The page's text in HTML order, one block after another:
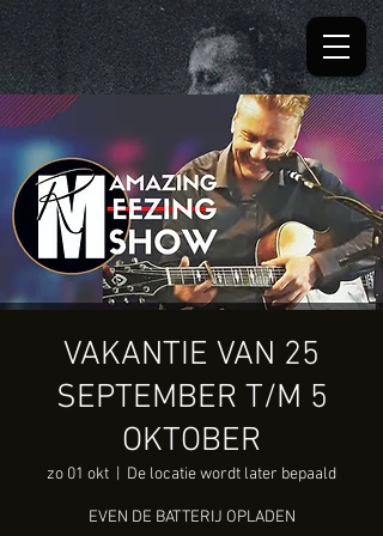
VAKANTIE VAN 25
SEPTEMBER T/M 5
OKTOBER
zo 01 okt De locatie wordt later bepaald
EVEN DE BATTERIJ OPLADEN